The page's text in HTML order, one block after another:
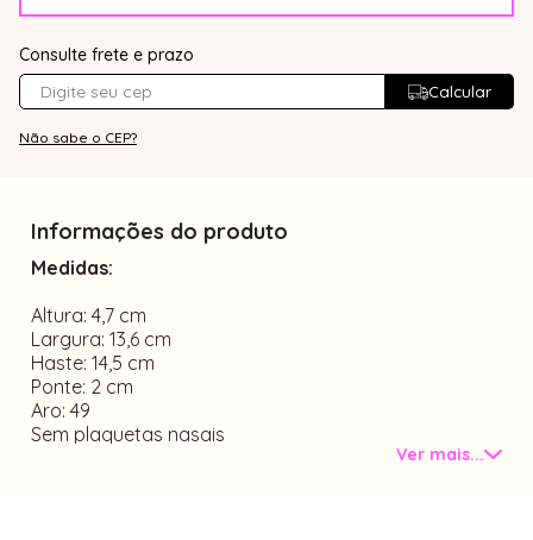
Consulte frete e prazo
Calcular
Não sabe o CEP?
Informações do produto
Medidas:
Altura: 4,7 cm
Largura: 13,6 cm
Haste: 14,5 cm
Ponte: 2 cm
Aro: 49
Sem plaquetas nasais
Ver mais...